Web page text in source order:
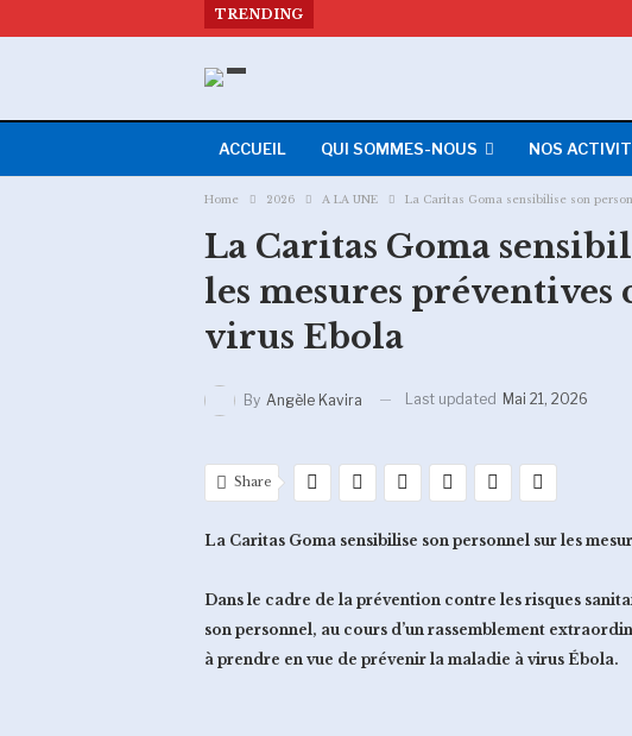
TRENDING
ACCUEIL QUI SOMMES-NOUS NOS
Home 2026 A LA UNE La Caritas Goma sensibilise son
La Caritas Goma
les mesures
virus Ebola
By Angèle Kavira Last updated Mai 21, 2026
Share
La Caritas Goma sensibilise son personnel sur les
Dans le cadre de la prévention contre les risques
son personnel, au cours d’un rassemblement
à prendre en vue de prévenir la maladie à virus Ébola.